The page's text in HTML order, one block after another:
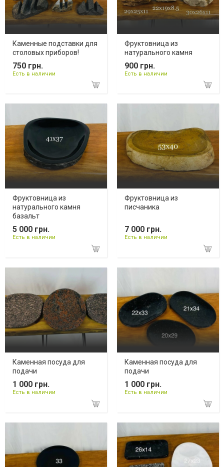
Каменные подставки для
столовых приборов!
750 грн.
Есть в наличии
Фруктовница из
натурального камня
900 грн.
Есть в наличии
Фруктовница из
натурального камня
базальт
5 000 грн.
Есть в наличии
Фруктовница из
писчаника
7 000 грн.
Есть в наличии
Каменная посуда для
подачи
1 000 грн.
Есть в наличии
Каменная посуда для
подачи
1 000 грн.
Есть в наличии